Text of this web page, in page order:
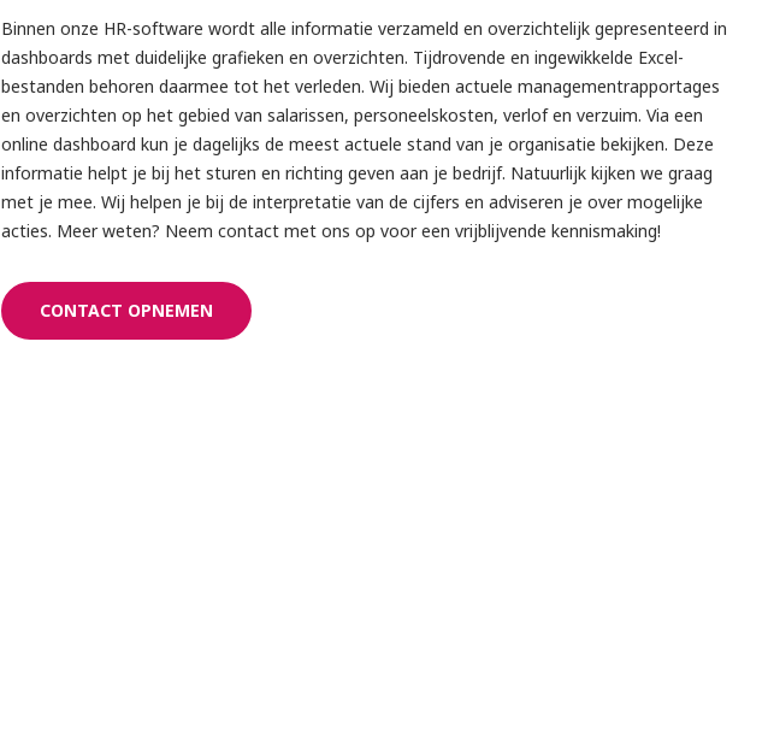
Binnen onze HR-software wordt alle informatie verzameld en overzichtelijk gepresenteerd in
dashboards met duidelijke grafieken en overzichten. Tijdrovende en ingewikkelde Excel-
bestanden behoren daarmee tot het verleden. Wij bieden actuele managementrapportages
en overzichten op het gebied van salarissen, personeelskosten, verlof en verzuim. Via een
online dashboard kun je dagelijks de meest actuele stand van je organisatie bekijken. Deze
informatie helpt je bij het sturen en richting geven aan je bedrijf. Natuurlijk kijken we graag
met je mee. Wij helpen je bij de interpretatie van de cijfers en adviseren je over mogelijke
acties. Meer weten? Neem contact met ons op voor een vrijblijvende kennismaking!
CONTACT OPNEMEN